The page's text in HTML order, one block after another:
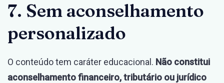
7. Sem aconselhamento
personalizado
O conteúdo tem caráter educacional. Não constitui
aconselhamento financeiro, tributário ou jurídico